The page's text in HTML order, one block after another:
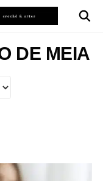
DE MEIA